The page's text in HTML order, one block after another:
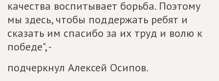
качества воспитывает борьба. Поэтому
мы здесь, чтобы поддержать ребят и
сказать им спасибо за их труд и волю к
победе", -
подчеркнул Алексей Осипов.